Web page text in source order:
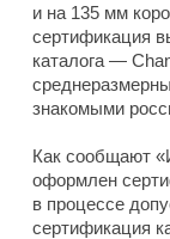
и на 135 мм
сертификация
каталога —
знакомыми
Как сообщают
оформлен
в процессе
сертификация